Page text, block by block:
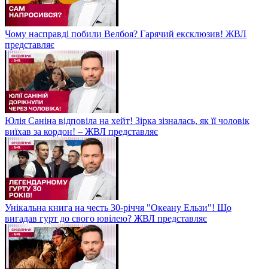
Чому насправді побили Велбоя? Гарячий ексклюзив! ЖВЛ
представляє
Юлія Саніна відповіла на хейт! Зірка зізналась, як її чоловік
виїхав за кордон! – ЖВЛ представляє
Унікальна книга на честь 30-річчя "Океану Ельзи"! Що
вигадав гурт до свого ювілею? ЖВЛ представляє